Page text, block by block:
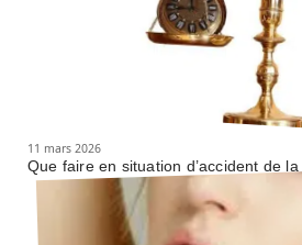
11 mars 2026
Que faire en situation d’accident de